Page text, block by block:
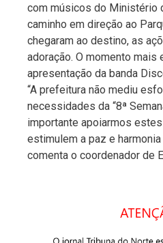
com músicos do Ministério
caminho em direção ao
chegaram ao destino, as
adoração. O momento mais
apresentação da banda
“A prefeitura não mediu
necessidades da “8ª
importante apoiarmos
estimulem a paz e
comenta o coordenador de